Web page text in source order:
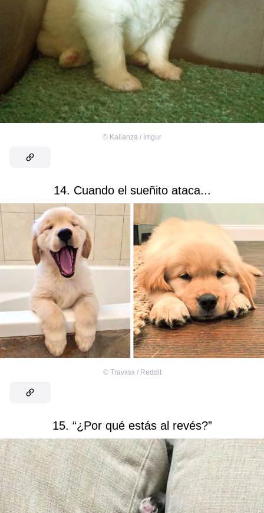
© Kallanza / Imgur
14. Cuando el sueñito ataca...
© Travxsx / Reddit
15. “¿Por qué estás al revés?”